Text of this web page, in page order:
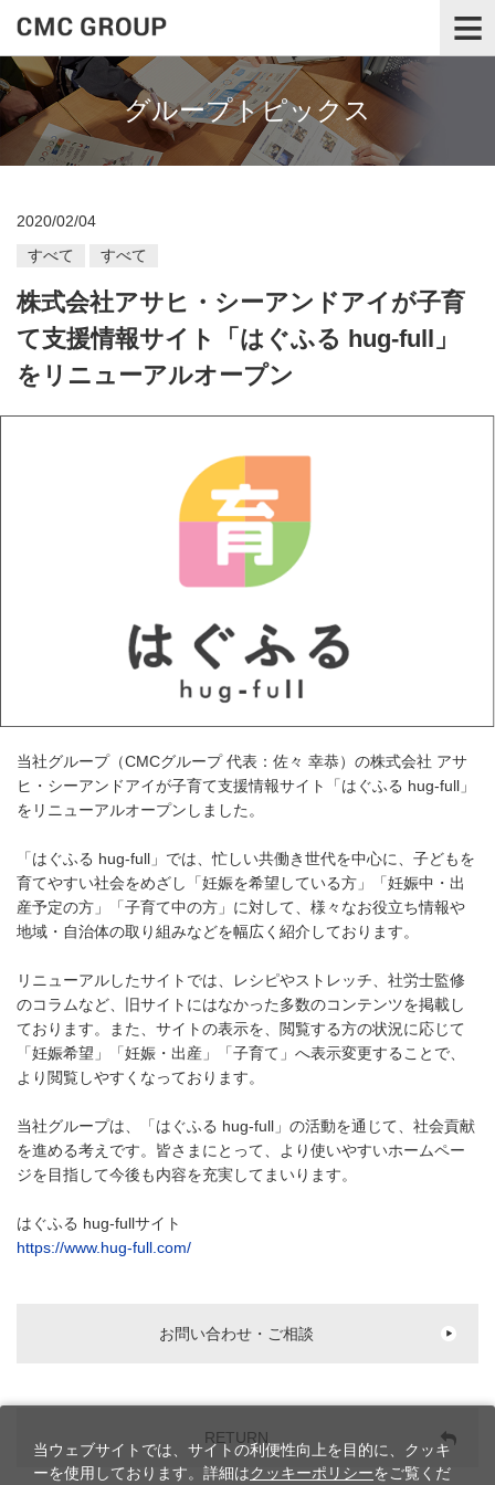
≡
グループトピックス
2020/02/04
すべて
すべて
株式会社アサヒ・シーアンドアイが子育
て支援情報サイト「はぐふる hug-full」
をリニューアルオープン
当社グループ（CMCグループ 代表：佐々 幸恭）の株式会社 アサ
ヒ・シーアンドアイが子育て支援情報サイト「はぐふる hug-full」
をリニューアルオープンしました。
「はぐふる hug-full」では、忙しい共働き世代を中心に、子どもを
育てやすい社会をめざし「妊娠を希望している方」「妊娠中・出
産予定の方」「子育て中の方」に対して、様々なお役立ち情報や
地域・自治体の取り組みなどを幅広く紹介しております。
リニューアルしたサイトでは、レシピやストレッチ、社労士監修
のコラムなど、旧サイトにはなかった多数のコンテンツを掲載し
ております。また、サイトの表示を、閲覧する方の状況に応じて
「妊娠希望」「妊娠・出産」「子育て」へ表示変更することで、
より閲覧しやすくなっております。
当社グループは、「はぐふる hug-full」の活動を通じて、社会貢献
を進める考えです。皆さまにとって、より使いやすいホームペー
ジを目指して今後も内容を充実してまいります。
はぐふる hug-fullサイト
https://www.hug-full.com/
お問い合わせ・ご相談
RETURN
当ウェブサイトでは、サイトの利便性向上を目的に、クッキ
ーを使用しております。詳細はクッキーポリシーをご覧くだ